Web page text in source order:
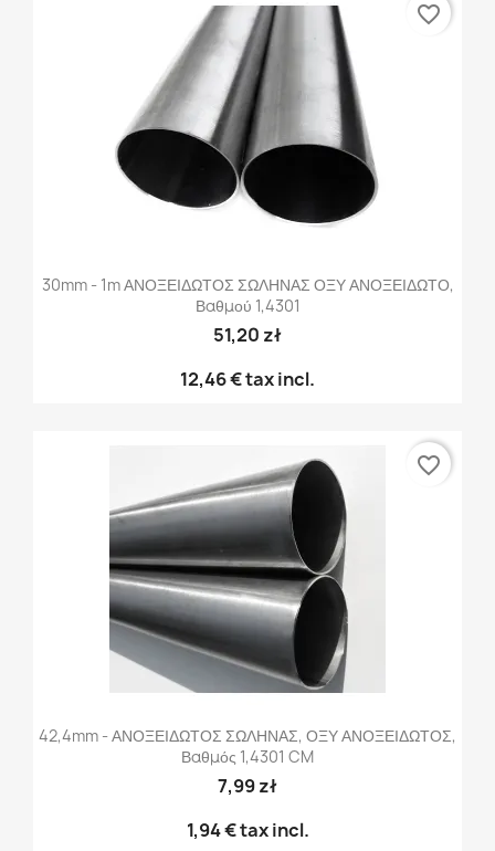
30mm - 1m ΑΝΟΞΕΙΔΩΤΟΣ ΣΩΛΗΝΑΣ ΟΞΥ ΑΝΟΞΕΙΔΩΤΟ,
Βαθμού 1,4301
51,20 zł
12,46 €tax incl.
favorite_border
42,4mm - ΑΝΟΞΕΙΔΩΤΟΣ ΣΩΛΗΝΑΣ, ΟΞΥ ΑΝΟΞΕΙΔΩΤΟΣ,
Βαθμός 1,4301 CM
7,99 zł
1,94 €tax incl.
favorite_border